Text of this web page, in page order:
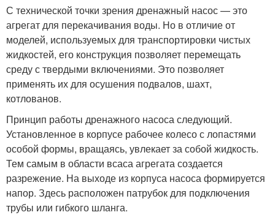
С технической точки зрения дренажный насос — это
агрегат для перекачивания воды. Но в отличие от
моделей, используемых для транспортировки чистых
жидкостей, его конструкция позволяет перемещать
среду с твердыми включениями. Это позволяет
применять их для осушения подвалов, шахт,
котлованов.
Принцип работы дренажного насоса следующий.
Установленное в корпусе рабочее колесо с лопастями
особой формы, вращаясь, увлекает за собой жидкость.
Тем самым в области всаса агрегата создается
разрежение. На выходе из корпуса насоса формируется
напор. Здесь расположен патрубок для подключения
трубы или гибкого шланга.